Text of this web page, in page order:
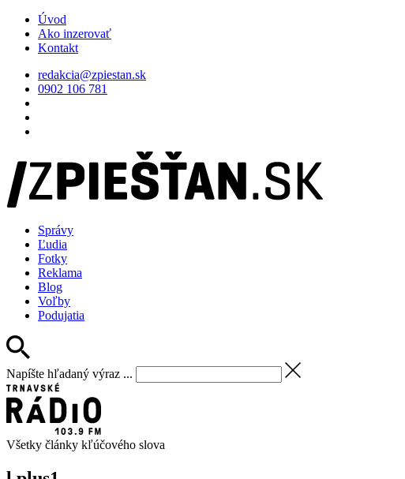
Úvod
Ako inzerovať
Kontakt
redakcia@zpiestan.sk
0902 106 781
Správy
Ľudia
Fotky
Reklama
Blog
Voľby
Podujatia
Napíšte hľadaný výraz ...
Všetky články kľúčového slova